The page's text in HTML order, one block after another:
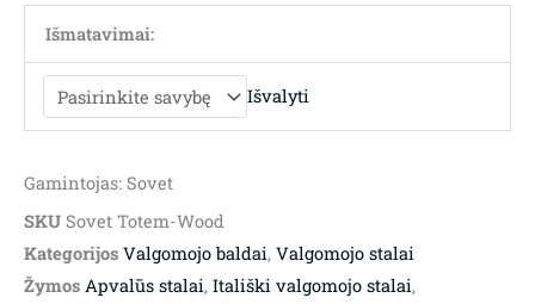
Išmatavimai:
Išvalyti
Gamintojas: Sovet
SKU Sovet Totem-Wood
Kategorijos Valgomojo baldai, Valgomojo stalai
Žymos Apvalūs stalai, Itališki valgomojo stalai,